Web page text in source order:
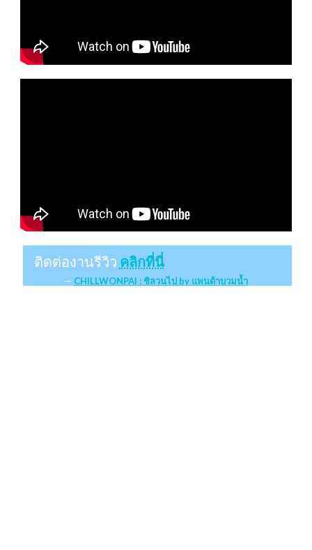
ติดต่องานรีวิว คลิกที่นี่
CHILLWONPAI : ชิลวนไป by แพนด้าบวมน้ำ